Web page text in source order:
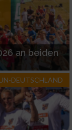
an beiden
DEUTSCHLAND